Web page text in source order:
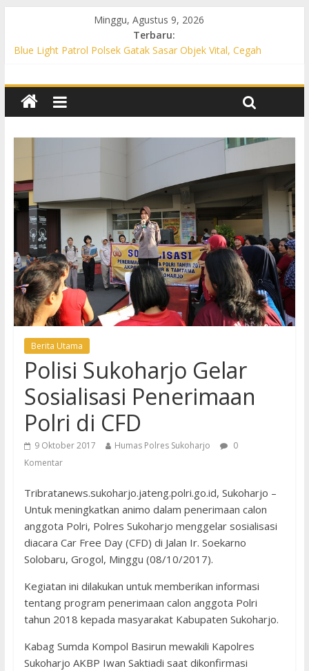
Minggu, Agustus 9, 2026
Terbaru:
Blue Light Patrol Polsek Gatak Sasar Objek Vital, Cegah
Permukiman, Antisipasi 3C dan Gangguan Kamtibmas
Patroli KRYD Polsek Baki Sisir Titik Rawan, Cegah 3C hingga
Patroli Blue Light Polsek Nguter Sasar Perbankan hingga
Blue Light Patrol Polsek Tawangsari Sisir Belasan Desa, Cegah
Kejahatan 3C dan Gangguan Kamtibmas
Berita Utama
Polisi Sukoharjo Gelar
Sosialisasi Penerimaan
Polri di CFD
9 Oktober 2017 Humas Polres Sukoharjo
0
Komentar
Tribratanews.sukoharjo.jateng.polri.go.id, Sukoharjo –
Untuk meningkatkan animo dalam penerimaan calon
anggota Polri, Polres Sukoharjo menggelar sosialisasi
diacara Car Free Day (CFD) di Jalan Ir. Soekarno
Solobaru, Grogol, Minggu (08/10/2017).
Kegiatan ini dilakukan untuk memberikan informasi
tentang program penerimaan calon anggota Polri
tahun 2018 kepada masyarakat Kabupaten Sukoharjo.
Kabag Sumda Kompol Basirun mewakili Kapolres
Sukoharjo AKBP Iwan Saktiadi saat dikonfirmasi